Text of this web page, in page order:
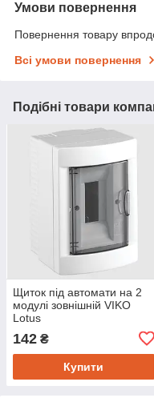
Умови повернення
Повернення товару
Всі умови повернення
Подібні товари
Щиток під автомати на 2
модулі зовнішній VIKO
Lotus
142 ₴
Купити